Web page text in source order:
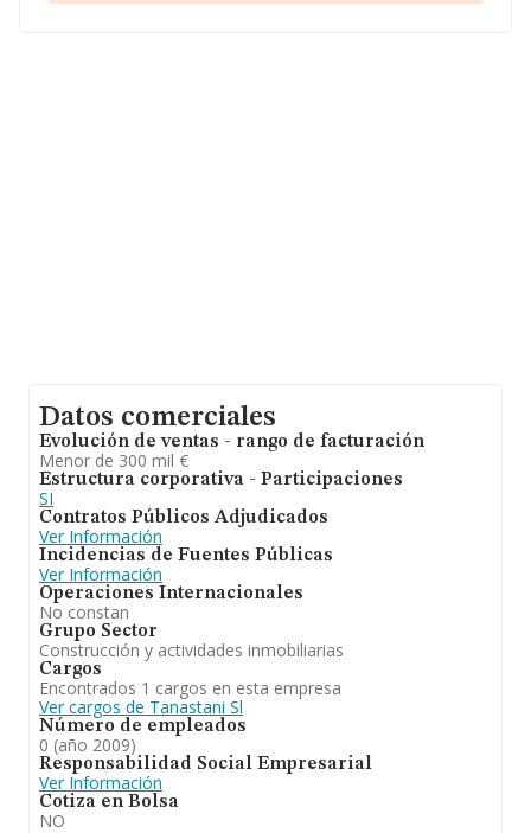
Datos comerciales
Evolución de ventas - rango de facturación
Menor de 300 mil €
Estructura corporativa - Participaciones
SI
Contratos Públicos Adjudicados
Ver Información
Incidencias de Fuentes Públicas
Ver Información
Operaciones Internacionales
No constan
Grupo Sector
Construcción y actividades inmobiliarias
Cargos
Encontrados 1 cargos en esta empresa
Ver cargos de Tanastani Sl
Número de empleados
0 (año 2009)
Responsabilidad Social Empresarial
Ver Información
Cotiza en Bolsa
NO